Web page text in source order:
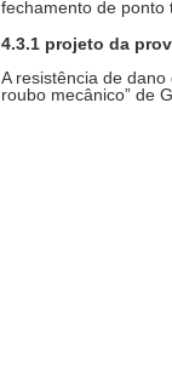
fechamento de ponto
4.3.1 projeto da
A resistência de
roubo mecânico” de